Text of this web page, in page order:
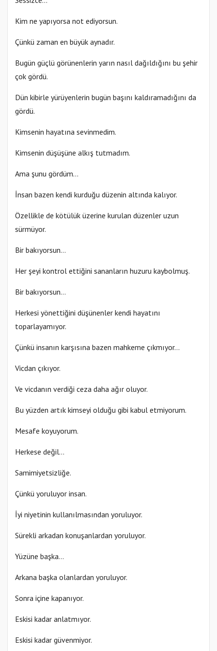
Kim ne yapıyorsa not ediyorsun.
Çünkü zaman en büyük aynadır.
Bugün güçlü görünenlerin yarın nasıl dağıldığını bu şehir
çok gördü.
Dün kibirle yürüyenlerin bugün başını kaldıramadığını da
gördü.
Kimsenin hayatına sevinmedim.
Kimsenin düşüşüne alkış tutmadım.
Ama şunu gördüm…
İnsan bazen kendi kurduğu düzenin altında kalıyor.
Özellikle de kötülük üzerine kurulan düzenler uzun
sürmüyor.
Bir bakıyorsun…
Her şeyi kontrol ettiğini sananların huzuru kaybolmuş.
Bir bakıyorsun…
Herkesi yönettiğini düşünenler kendi hayatını
toparlayamıyor.
Çünkü insanın karşısına bazen mahkeme çıkmıyor…
Vicdan çıkıyor.
Ve vicdanın verdiği ceza daha ağır oluyor.
Bu yüzden artık kimseyi olduğu gibi kabul etmiyorum.
Mesafe koyuyorum.
Herkese değil…
Samimiyetsizliğe.
Çünkü yoruluyor insan.
İyi niyetinin kullanılmasından yoruluyor.
Sürekli arkadan konuşanlardan yoruluyor.
Yüzüne başka…
Arkana başka olanlardan yoruluyor.
Sonra içine kapanıyor.
Eskisi kadar anlatmıyor.
Eskisi kadar güvenmiyor.